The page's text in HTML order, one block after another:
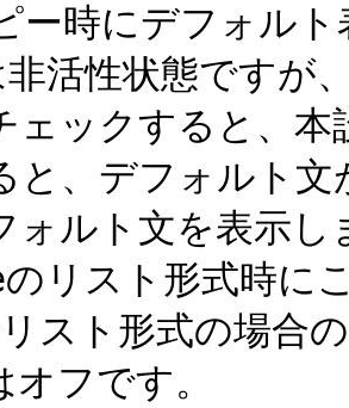
ー時にデフォル
活性状態ですが
ェックすると、
と、デフォルト
ォルト文を表示
リスト形式時に
スト形式の場合
フです。